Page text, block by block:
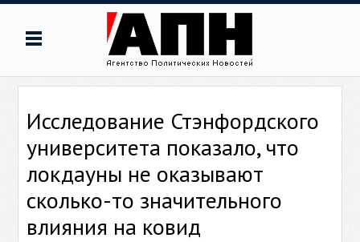
Исследование Стэнфордского
университета показало, что
локдауны не оказывают
сколько-то значительного
влияния на ковид